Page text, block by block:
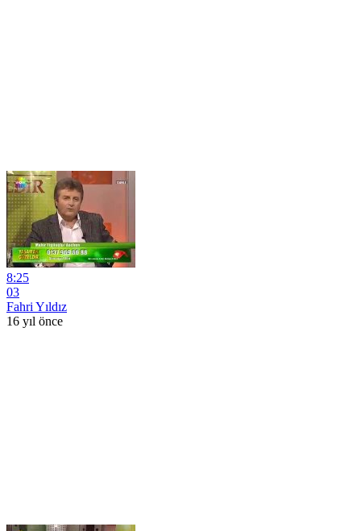
8:25
03
Fahri Yıldız
16 yıl önce